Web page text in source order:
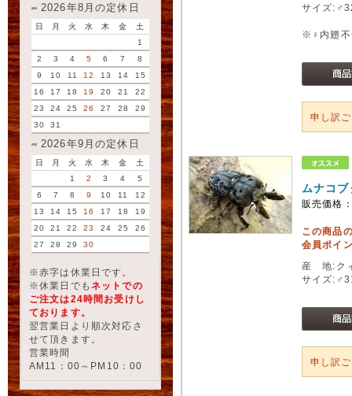
2026年8月の定休日
日 月 火 水 木 金
土
1
2
3 4 5 6 7
8
9
10 11 12 13 14
15
16
17 18 19 20 21
22
23
24 25 26 27 28
29
30
31
2026年9月の定休日
日 月 火 水 木 金
土
1
2 3 4
5
6
7 8 9 10 11
12
13
14 15 16 17 18
19
20
21 22 23 24 25
26
27
28 29 30
※赤字は休業日です。
※休業日でも ネットでの
ご注文は24時間お受けし
ております。
翌営業日より順次対応さ
せて頂きます。
営業時間
AM11：00～PM10：00
サイズ
※♀内翅不
申し訳
ムナコ
販売価格
この商品
会員ポイ
産 地:ク
サイズ
申し訳